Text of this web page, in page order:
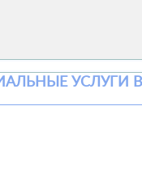
УСЛУГИ В